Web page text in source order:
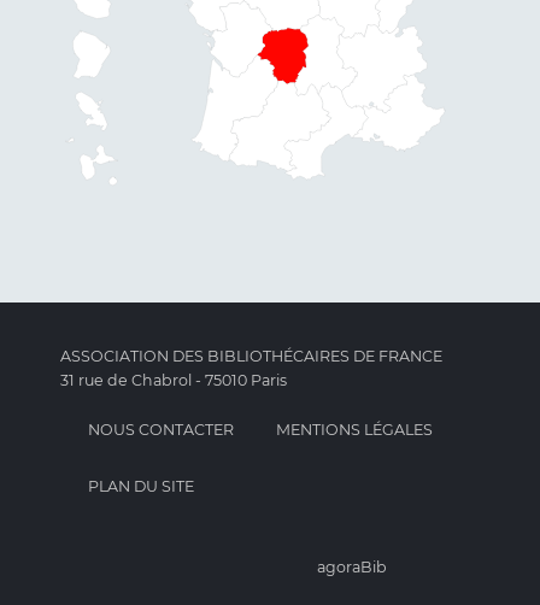
ASSOCIATION DES BIBLIOTHÉCAIRES DE FRANCE
31 rue de Chabrol - 75010 Paris
NOUS CONTACTER MENTIONS LÉGALES
PLAN DU SITE
agoraBib